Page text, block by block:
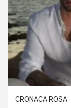
CRONACA ROSA